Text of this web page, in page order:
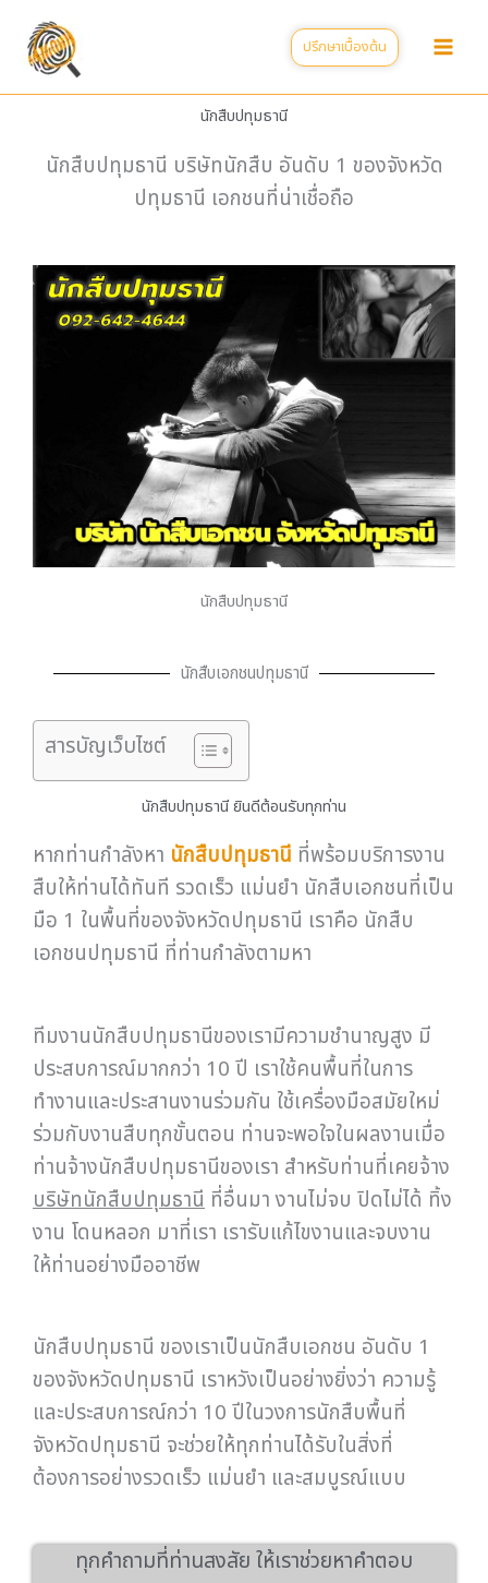
content
ปรึกษาเบื้องต้น
นักสืบปทุมธานี
นักสืบปทุมธานี บริษัทนักสืบ อันดับ 1 ของจังหวัด
ปทุมธานี เอกชนที่น่าเชื่อถือ
นักสืบปทุมธานี
นักสืบเอกชนปทุมธานี
สารบัญเว็บไซต์
นักสืบปทุมธานี ยินดีต้อนรับทุกท่าน
หากท่านกำลังหา นักสืบปทุมธานี ที่พร้อมบริการงาน
สืบให้ท่านได้ทันที รวดเร็ว แม่นยำ นักสืบเอกชนที่เป็น
มือ 1 ในพื้นที่ของจังหวัดปทุมธานี เราคือ นักสืบ
เอกชนปทุมธานี ที่ท่านกำลังตามหา
ทีมงานนักสืบปทุมธานีของเรามีความชำนาญสูง มี
ประสบการณ์มากกว่า 10 ปี เราใช้คนพื้นที่ในการ
ทำงานและประสานงานร่วมกัน ใช้เครื่องมือสมัยใหม่
ร่วมกับงานสืบทุกขั้นตอน ท่านจะพอใจในผลงานเมื่อ
ท่านจ้างนักสืบปทุมธานีของเรา สำหรับท่านที่เคยจ้าง
บริษัทนักสืบปทุมธานี ที่อื่นมา งานไม่จบ ปิดไม่ได้ ทิ้ง
งาน โดนหลอก มาที่เรา เรารับแก้ไขงานและจบงาน
ให้ท่านอย่างมืออาชีพ
นักสืบปทุมธานี ของเราเป็นนักสืบเอกชน อันดับ 1
ของจังหวัดปทุมธานี เราหวังเป็นอย่างยิ่งว่า ความรู้
และประสบการณ์กว่า 10 ปีในวงการนักสืบพื้นที่
จังหวัดปทุมธานี จะช่วยให้ทุกท่านได้รับในสิ่งที่
ต้องการอย่างรวดเร็ว แม่นยำ และสมบูรณ์แบบ
ทุกคำถามที่ท่านสงสัย ให้เราช่วยหาคำตอบ